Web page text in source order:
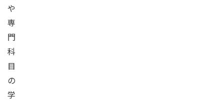
や
専
門
科
目
の
学